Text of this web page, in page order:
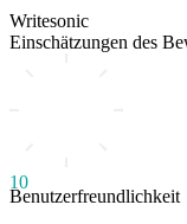
Writesonic
Einschätzungen des
10
Benutzerfreundlichkeit